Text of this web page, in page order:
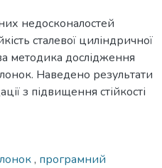
недосконалостей
сталевої циліндричної
методика дослідження
Наведено результати
з підвищення стійкості
, програмний